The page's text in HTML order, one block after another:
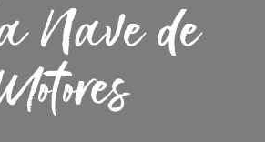
Nave de